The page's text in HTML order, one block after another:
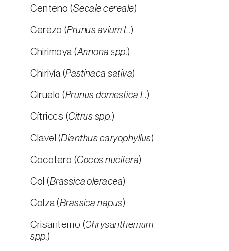
Centeno (Secale cereale)
Cerezo (Prunus avium L.)
Chirimoya (Annona spp.)
Chirivía (Pastinaca sativa)
Ciruelo (Prunus domestica L.)
Cítricos (Citrus spp.)
Clavel (Dianthus caryophyllus)
Cocotero (Cocos nucifera)
Col (Brassica oleracea)
Colza (Brassica napus)
Crisantemo (Chrysanthemum
spp.)